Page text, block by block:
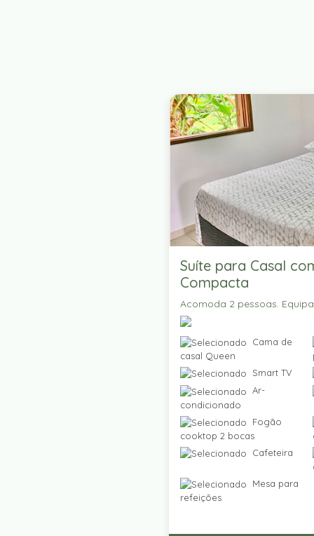
Suíte para Casal
Compacta
Acomoda 2 pessoas.
Cama de
casal Queen
Smart TV
Ar-
condicionado
Fogão
cooktop 2 bocas
Cafeteira
Mesa para
refeições